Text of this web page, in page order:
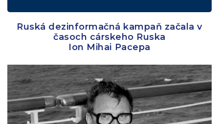
Ruská dezinformačná kampaň začala v
časoch cárskeho Ruska
Ion Mihai Pacepa